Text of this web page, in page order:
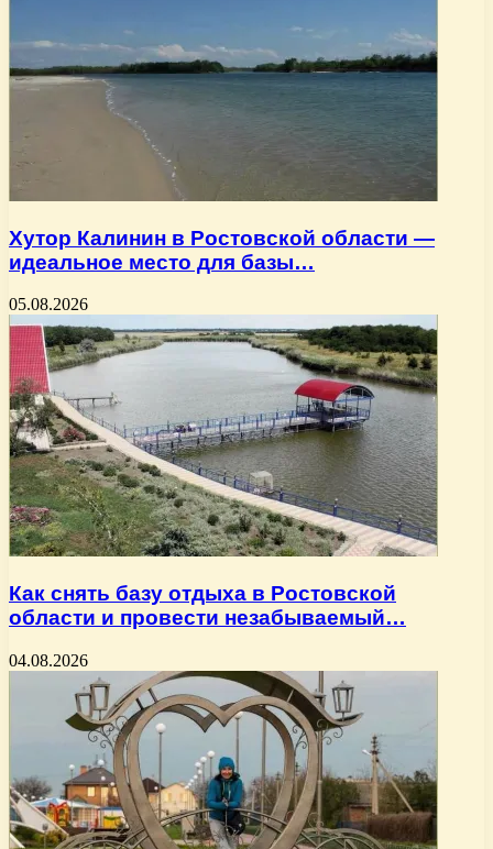
Хутор Калинин в Ростовской области —
идеальное место для базы…
05.08.2026
Как снять базу отдыха в Ростовской
области и провести незабываемый…
04.08.2026